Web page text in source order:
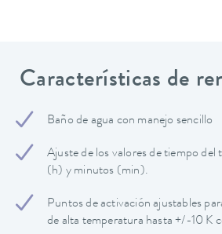
Características de
Baño de agua con manejo sencillo
Ajuste de los valores de tiempo del
(h) y minutos (min).
Puntos de activación ajustables
de alta temperatura hasta +/-10 K